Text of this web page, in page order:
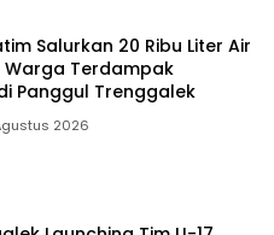
Salurkan 20 Ribu Liter Air
Warga Terdampak
Panggul Trenggalek
2026